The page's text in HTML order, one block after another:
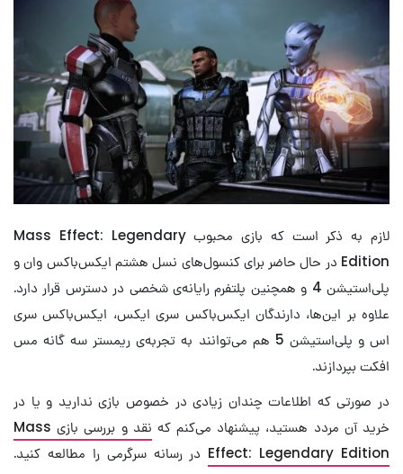
لازم به ذکر است که بازی محبوب Mass Effect: Legendary
Edition در حال حاضر برای کنسول‌های نسل هشتم ایکس‌باکس وان و
پلی‌استیشن 4 و همچنین پلتفرم رایانه‌ی شخصی در دسترس قرار دارد.
علاوه بر این‌ها، دارندگان ایکس‌باکس سری ایکس، ایکس‌باکس سری
اس و پلی‌استیشن 5 هم می‌توانند به تجربه‌ی ریمستر سه گانه مس
افکت بپردازند.
در صورتی که اطلاعات چندان زیادی در خصوص بازی ندارید و یا در
خرید آن مردد هستید، پیشنهاد می‌کنم که
نقد و بررسی بازی Mass
Effect: Legendary Edition در رسانه سرگرمی را مطالعه کنید.